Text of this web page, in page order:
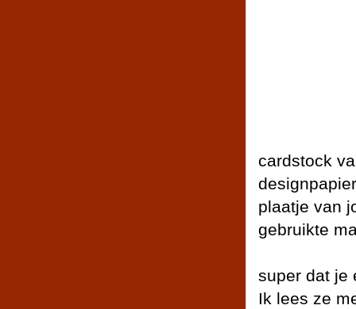
cardstock
plaatje van
gebruikte
super dat je
Ik lees ze